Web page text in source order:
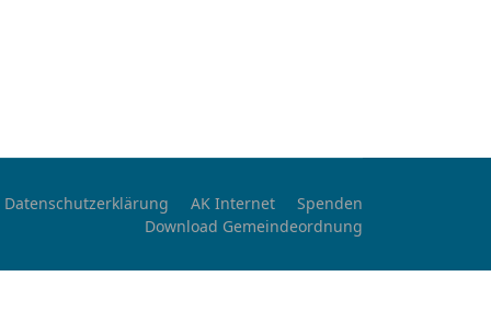
Datenschutzerklärung AK Internet
Spenden
Download Gemeindeordnung